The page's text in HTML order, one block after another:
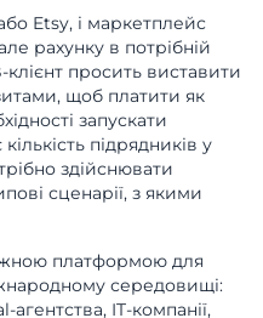
Etsy, і маркетплейс
рахунку в потрібній
просить виставити
щоб платити як
запускати
підрядників у
здійснювати
сценарії, з якими
платформою для
середовищі:
IT-компанії,